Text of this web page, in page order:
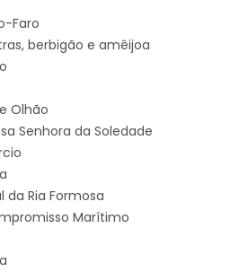
Faro
berbigão e amêijoa
Olhão
Senhora da Soledade
da Ria Formosa
Marítimo